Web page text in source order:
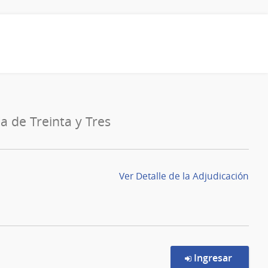
de Treinta y Tres
Ver Detalle de la Adjudicación
Ingresar